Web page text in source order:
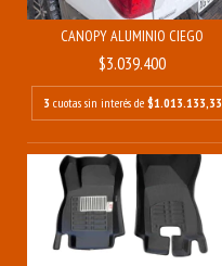
CANOPY ALUMINIO CIEGO
$3.039.400
3 cuotas sin interés de $1.013.133,33